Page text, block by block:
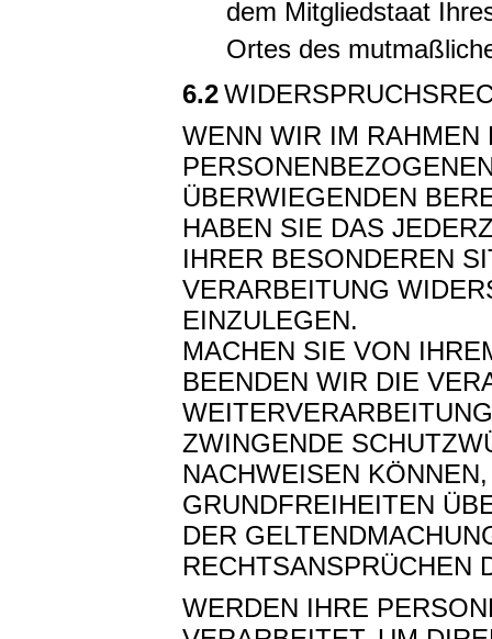
dem Mitgliedstaat
Ortes des
6.2
WENN WIR IM
ÜBERWIEGENDEN
HABEN SIE DAS
IHRER BESONDEREN
VERARBEITUNG
EINZULEGEN.
MACHEN SIE VON
BEENDEN WIR DIE
ZWINGENDE
NACHWEISEN
GRUNDFREIHEITEN
DER
RECHTSANSPRÜCHEN
WERDEN IHRE